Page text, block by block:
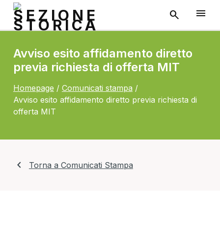
Avviso esito affidamento diretto
previa richiesta di offerta MIT
Homepage / Comunicati stampa /
Avviso esito affidamento diretto previa richiesta di
offerta MIT
chevron_left Torna a Comunicati Stampa